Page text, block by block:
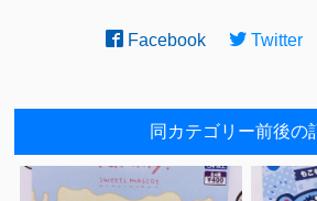
Facebook Twitter
同カテゴリー前後の